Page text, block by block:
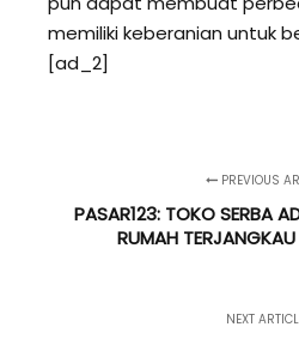
memiliki keberanian untuk
[ad_2]
PREVIOUS
PASAR123: TOKO SERBA
RUMAH
NEXT